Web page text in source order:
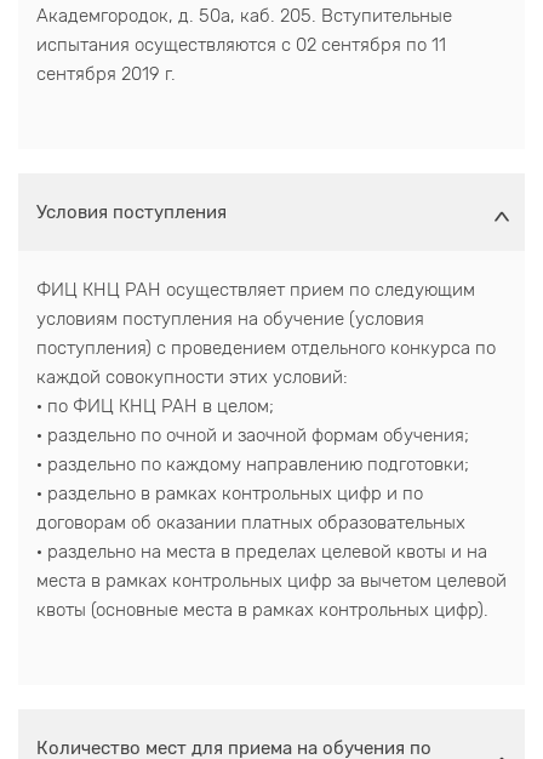
Академгородок, д. 50а, каб. 205. Вступительные
испытания осуществляются с 02 сентября по 11
сентября 2019 г.
Условия поступления
ФИЦ КНЦ РАН осуществляет прием по следующим
условиям поступления на обучение (условия
поступления) с проведением отдельного конкурса по
каждой совокупности этих условий:
· по ФИЦ КНЦ РАН в целом;
· раздельно по очной и заочной формам обучения;
· раздельно по каждому направлению подготовки;
· раздельно в рамках контрольных цифр и по
договорам об оказании платных образовательных
· раздельно на места в пределах целевой квоты и на
места в рамках контрольных цифр за вычетом целевой
квоты (основные места в рамках контрольных цифр).
Количество мест для приема на обучения по